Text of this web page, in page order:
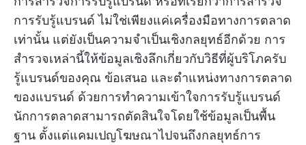
การรับรู้แบรนด์ ไม่ใช่เพียงแค่เครื่องมือทางการตลาด
เท่านั้น แต่ยังเป็นความจำเป็นเชิงกลยุทธ์อีกด้วย การ
สำรวจเหล่านี้ให้ข้อมูลเชิงลึกเกี่ยวกับวิธีที่ผู้บริโภครับ
รู้แบรนด์ของคุณ ข้อเสนอ และตำแหน่งทางการตลาด
ของแบรนด์ ด้วยการทำความเข้าใจการรับรู้แบรนด์
นักการตลาดสามารถตัดสินใจโดยใช้ข้อมูลเป็นพื้น
ฐาน ตั้งแต่แคมเปญโฆษณาไปจนถึงกลยุทธ์การ